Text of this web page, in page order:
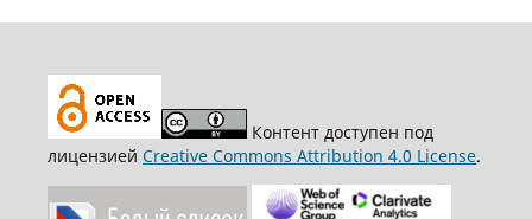
Контент доступен под
лицензией Creative Commons Attribution 4.0 License.